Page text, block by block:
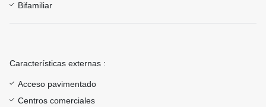
Bifamiliar
Características externas :
Acceso pavimentado
Centros comerciales